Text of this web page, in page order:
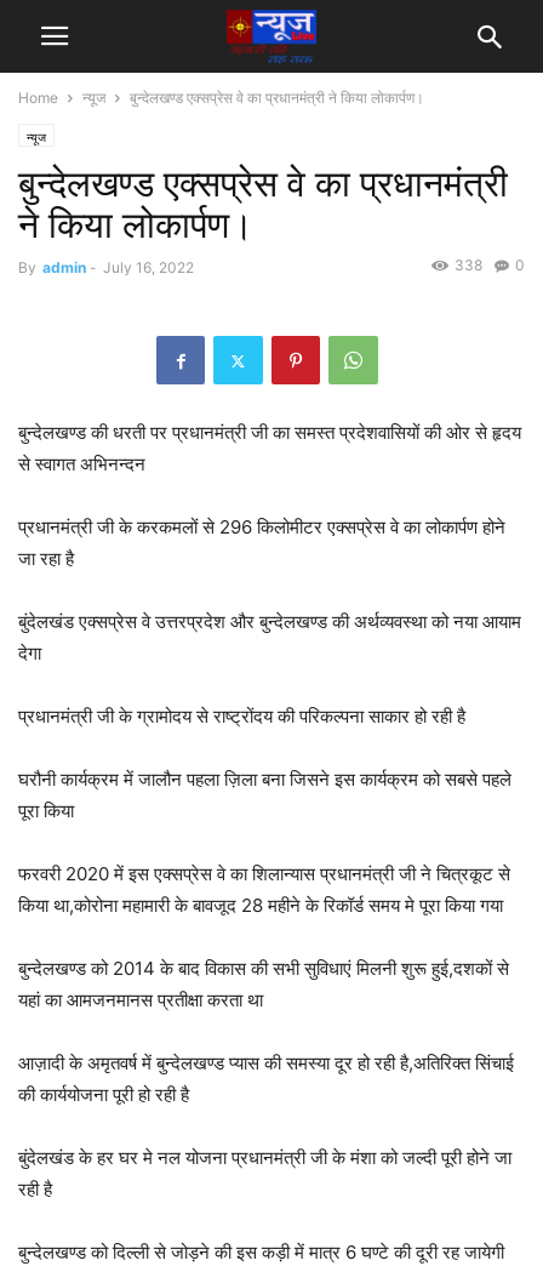
Home न्यूज बुन्देलखण्ड एक्सप्रेस वे का प्रधानमंत्री ने किया लोकार्पण।
न्यूज
बुन्देलखण्ड एक्सप्रेस वे का प्रधानमंत्री
ने किया लोकार्पण।
By admin - July 16, 2022 0
338
बुन्देलखण्ड की धरती पर प्रधानमंत्री जी का समस्त प्रदेशवासियों की ओर से हृदय
से स्वागत अभिनन्दन
प्रधानमंत्री जी के करकमलों से 296 किलोमीटर एक्सप्रेस वे का लोकार्पण होने
जा रहा है
बुंदेलखंड एक्सप्रेस वे उत्तरप्रदेश और बुन्देलखण्ड की अर्थव्यवस्था को नया आयाम
देगा
प्रधानमंत्री जी के ग्रामोदय से राष्ट्रोंदय की परिकल्पना साकार हो रही है
घरौनी कार्यक्रम में जालौन पहला ज़िला बना जिसने इस कार्यक्रम को सबसे पहले
पूरा किया
फरवरी 2020 में इस एक्सप्रेस वे का शिलान्यास प्रधानमंत्री जी ने चित्रकूट से
किया था,कोरोना महामारी के बावजूद 28 महीने के रिकॉर्ड समय मे पूरा किया गया
बुन्देलखण्ड को 2014 के बाद विकास की सभी सुविधाएं मिलनी शुरू हुई,दशकों से
यहां का आमजनमानस प्रतीक्षा करता था
आज़ादी के अमृतवर्ष में बुन्देलखण्ड प्यास की समस्या दूर हो रही है,अतिरिक्त सिंचाई
की कार्ययोजना पूरी हो रही है
बुंदेलखंड के हर घर मे नल योजना प्रधानमंत्री जी के मंशा को जल्दी पूरी होने जा
रही है
बुन्देलखण्ड को दिल्ली से जोड़ने की इस कड़ी में मात्र 6 घण्टे की दूरी रह जायेगी